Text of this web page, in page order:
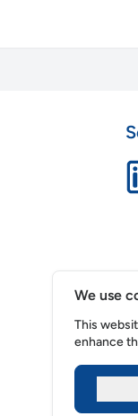
We use
This
enhance